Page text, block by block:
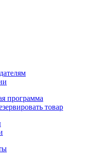
программа
товар